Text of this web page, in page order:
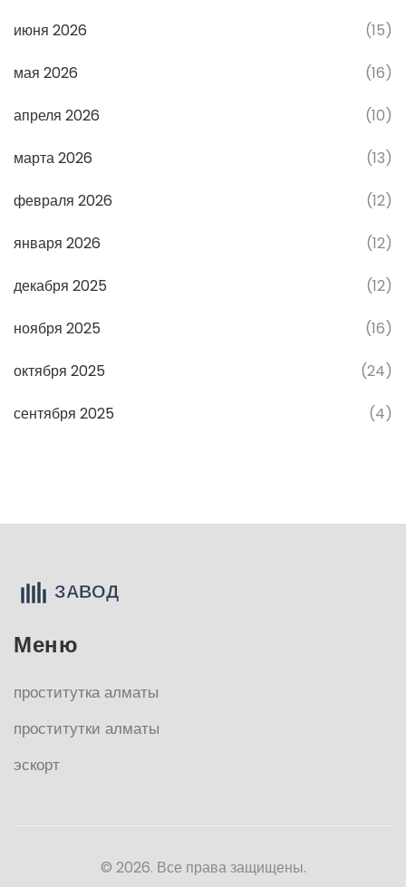
июня 2026 (15)
мая 2026 (16)
апреля 2026 (10)
марта 2026 (13)
февраля 2026 (12)
января 2026 (12)
декабря 2025 (12)
ноября 2025 (16)
октября 2025 (24)
сентября 2025 (4)
Меню
проститутка алматы
проститутки алматы
эскорт
© 2026. Все права защищены.